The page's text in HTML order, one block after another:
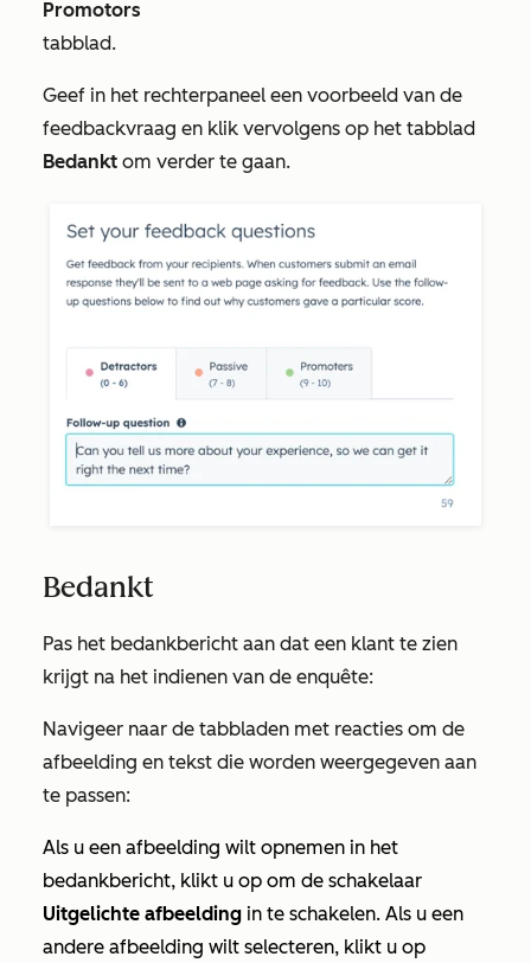
Promotors
tabblad.
Geef in het rechterpaneel een voorbeeld van de
feedbackvraag en klik vervolgens op het tabblad
Bedankt om verder te gaan.
Bedankt
Pas het bedankbericht aan dat een klant te zien
krijgt na het indienen van de enquête:
Navigeer naar de tabbladen met reacties om de
afbeelding en tekst die worden weergegeven aan
te passen:
Als u een afbeelding wilt opnemen in het
bedankbericht, klikt u op om de schakelaar
Uitgelichte afbeelding in te schakelen. Als u een
andere afbeelding wilt selecteren, klikt u op